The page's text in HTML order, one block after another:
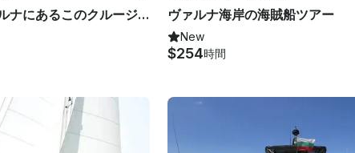
ブルガリアのヴァルナにあるこのクルージングモノハルのレンタルでセーリング ヴァルナ海岸の海賊船ツアー
New
$254時間